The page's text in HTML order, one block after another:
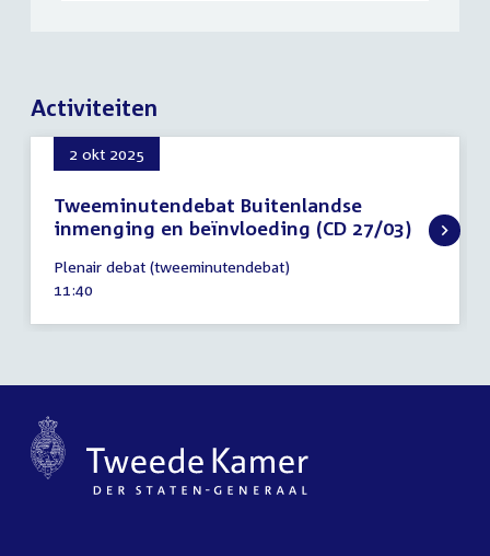
Activiteiten
2 okt 2025
Tweeminutendebat Buitenlandse
inmenging en beïnvloeding (CD 27/03)
oktober
2025
Plenair debat (tweeminutendebat)
Tijd
11:40